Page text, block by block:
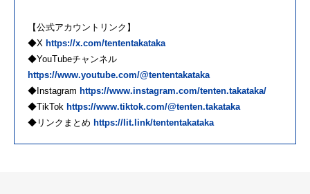
【公式アカウントリンク】
◆X https://x.com/tententakataka
◆YouTubeチャンネル
https://www.youtube.com/@tententakataka
◆Instagram https://www.instagram.com/tenten.takataka/
◆TikTok https://www.tiktok.com/@tenten.takataka
◆リンクまとめ https://lit.link/tententakataka